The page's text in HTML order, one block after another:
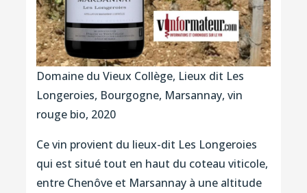
Domaine du Vieux Collège, Lieux dit Les
Longeroies, Bourgogne, Marsannay, vin
rouge bio, 2020
Ce vin provient du lieux-dit Les Longeroies
qui est situé tout en haut du coteau viticole,
entre Chenôve et Marsannay à une altitude